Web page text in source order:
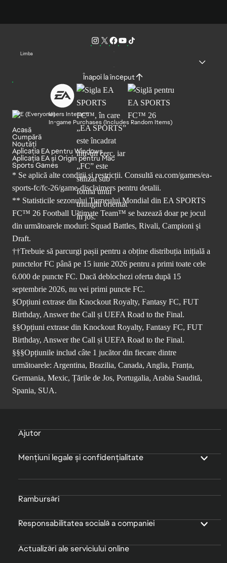
Limba
Înapoi la început
Users Interact
In-game Purchases (Includes Random Items)
Acasă
Cumpără
Noutăți
Aplicația EA pentru Windows
Aplicația EA și Origin pentru Mac
Sports Games
* Se aplică alte condiții și restricții. Consultă ea.com/games/ea-
sports-fc/fc-26/game-disclaimers pentru detalii.
** Statisticile sezonului Turneului Mondial din EA SPORTS
FC™ 26 Football Ultimate Team™ se bazează doar pe jocul
din următoarele moduri: Squad Battles, Rivali, Campioni și
Draft.
††Trebuie să parcurgi pașii pentru a obține distribuția inițială a
punctelor FC până pe 15 iunie 2026 pentru a primi toate cele
6.000 de puncte FC. Dacă deblochezi oferta după 15
septembrie 2026, nu vei primi puncte FC.
§Opțiuni extrase din Knockout Royalty, Fantasy FC, FUT
Birthday, Answer the Call și UEFA Road to the Final.
§§Opțiuni extrase din Knockout Royalty, Fantasy FC, FUT
Birthday, Answer the Call și UEFA Road to the Final.
§§§Opțiunile includ câte 1 jucător din fiecare dintre
următoarele: Argentina, Brazilia, Canada, Anglia, Franța,
Germania, Mexic, Țările de Jos, Portugalia, Arabia Saudită,
Spania, SUA.
Ajutor
Mențiuni legale și confidențialitate
Rambursări
Responsabilitatea socială a companiei
Actualizări ale serviciului online